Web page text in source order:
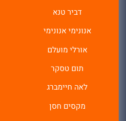
דביר טנא
אנונימי אנונימי
אורלי מועלם
תום טסקר
לאה חיימברג
מקסים חסן